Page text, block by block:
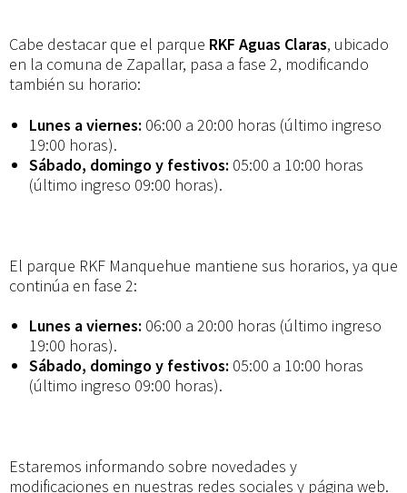
Cabe destacar que el parque RKF Aguas Claras, ubicado
en la comuna de Zapallar, pasa a fase 2, modificando
también su horario:
Lunes a viernes: 06:00 a 20:00 horas (último ingreso
19:00 horas).
Sábado, domingo y festivos: 05:00 a 10:00 horas
(último ingreso 09:00 horas).
El parque RKF Manquehue mantiene sus horarios, ya que
continúa en fase 2:
Lunes a viernes: 06:00 a 20:00 horas (último ingreso
19:00 horas).
Sábado, domingo y festivos: 05:00 a 10:00 horas
(último ingreso 09:00 horas).
Estaremos informando sobre novedades y
modificaciones en nuestras redes sociales y página web.